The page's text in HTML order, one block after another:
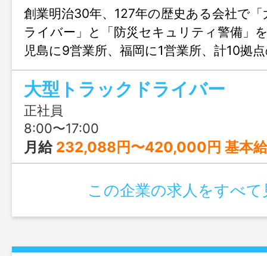
創業明治30年、127年の歴史ある会社で
ライバー」と「防災セキュリティ警備」
児島に9営業所、福岡に1営業所、計10拠
ます。 『無借金経営』で安定した経営環
調に売り上げを伸ばしており、地元鹿児
働きたい方にぜひおススメです♪
大型トラックドライバー
正社員
8:00〜17:00
月給 232,088円〜420,000円 基本給
この企業の求人をすべて